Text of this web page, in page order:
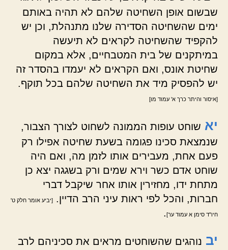
שבשום אופן השחיטה שלהם לא תהיה באותם
ימים שהשחיטה הסדירה שלנו מתנהלת, וכן יש
להקפיד שהשחיטה לקראים לא תיעשה
במיתקנים של בית המטבחיים, אלא במקום
שחיטת אונס, ואם הקראים לא יעמדו בהסדר זה
יש להפסיק מיד את השחיטה שלהם בכל תוקף.
[איסור והיתר כרך א' עמוד מו]
יא שוחט עופות הממונה לשחוט לצורך הצבור,
שנמצאת סכינו פגומה בשעת שחיטה אפילו רק
פעם אחת, מעבירים אותו לזמן מה, ואם היה
שוחט אדם כשר וירא שמים ורק בשגגה יצא כן
מתחת ידו, מחזירין אותו אחר שיקבל דברי
חברות, והכל לפי ראות עיני הרב הדיין. [יביע אומר חלק ט'
חיו"ד סימן א עמוד ער].
יב נוהגים שהשוחטים מראים את סכיניהם לרב